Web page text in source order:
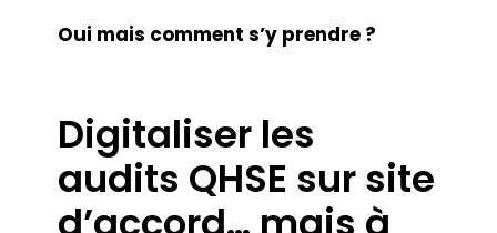
Oui mais comment s’y prendre ?
Digitaliser les
audits QHSE sur site